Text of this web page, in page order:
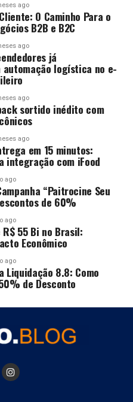
ago
O Caminho Para o
B2B e B2C
ago
já
automação logística no e-
ago
sortido inédito com
ago
em 15 minutos:
integração com iFood
ago
“Paitrocine Seu
de 60%
ago
55 Bi no Brasil:
Econômico
ago
Liquidação 8.8: Como
de Desconto